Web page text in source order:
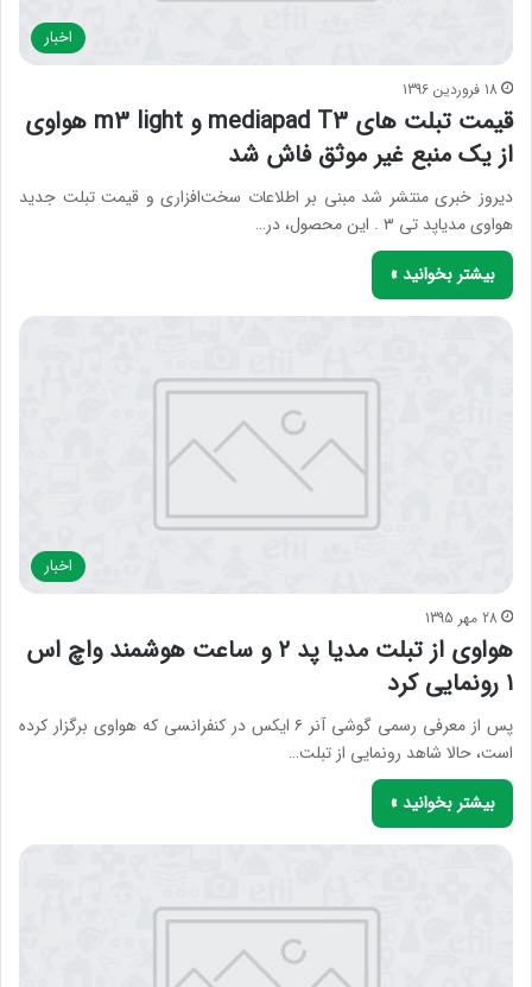
اخبار
18 فروردین 1396
قیمت تبلت های mediapad T3 و m3 light هواوی
از یک منبع غیر موثق فاش شد
دیروز خبری منتشر شد مبنی بر اطلاعات سخت‌افزاری و قیمت تبلت جدید
هواوی مدیاپد تی ۳ . این محصول، در…
بیشتر بخوانید »
اخبار
28 مهر 1395
هواوی از تبلت مدیا پد ۲ و ساعت هوشمند واچ اس
۱ رونمایی کرد
پس از معرفی رسمی گوشی آنر ۶ ایکس در کنفرانسی که هواوی برگزار کرده
است، حالا شاهد رونمایی از تبلت…
بیشتر بخوانید »